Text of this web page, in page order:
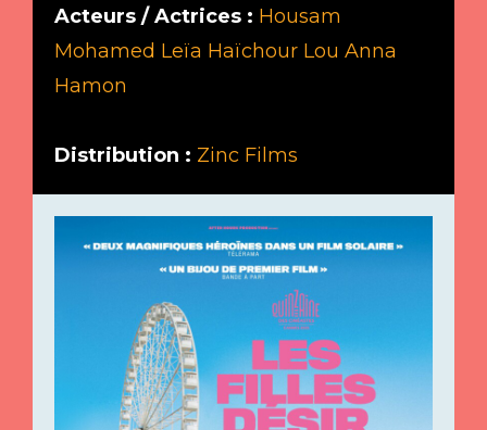
Acteurs / Actrices : Housam
Mohamed Leïa Haïchour Lou Anna
Hamon
Distribution : Zinc Films